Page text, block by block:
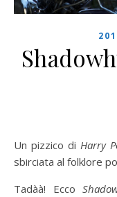
Un pizzico di Harry
sbirciata al folklore
Tadàà! Ecco